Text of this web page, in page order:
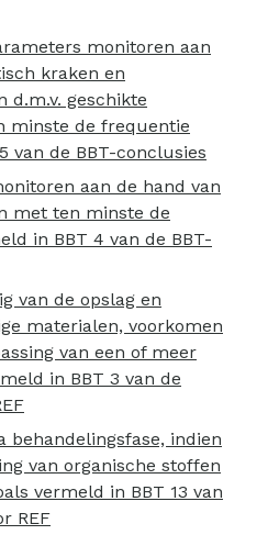
monitoren aan
kraken en
d.m.v. geschikte
minste de frequentie
van de BBT-conclusies
aan de hand van
met ten minste de
in BBT 4 van de BBT-
van de opslag en
materialen, voorkomen
van een of meer
in BBT 3 van de
behandelingsfase, indien
van organische stoffen
vermeld in BBT 13 van
REF